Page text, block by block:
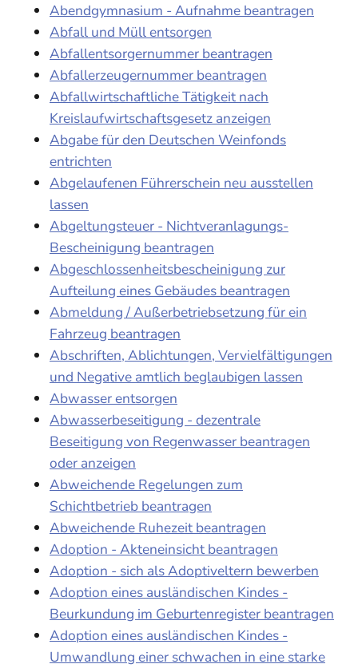
Abendgymnasium - Aufnahme beantragen
Abfall und Müll entsorgen
Abfallentsorgernummer beantragen
Abfallerzeugernummer beantragen
Abfallwirtschaftliche Tätigkeit nach
Kreislaufwirtschaftsgesetz anzeigen
Abgabe für den Deutschen Weinfonds
entrichten
Abgelaufenen Führerschein neu ausstellen
lassen
Abgeltungsteuer - Nichtveranlagungs-
Bescheinigung beantragen
Abgeschlossenheitsbescheinigung zur
Aufteilung eines Gebäudes beantragen
Abmeldung / Außerbetriebsetzung für ein
Fahrzeug beantragen
Abschriften, Ablichtungen, Vervielfältigungen
und Negative amtlich beglaubigen lassen
Abwasser entsorgen
Abwasserbeseitigung - dezentrale
Beseitigung von Regenwasser beantragen
oder anzeigen
Abweichende Regelungen zum
Schichtbetrieb beantragen
Abweichende Ruhezeit beantragen
Adoption - Akteneinsicht beantragen
Adoption - sich als Adoptiveltern bewerben
Adoption eines ausländischen Kindes -
Beurkundung im Geburtenregister beantragen
Adoption eines ausländischen Kindes -
Umwandlung einer schwachen in eine starke